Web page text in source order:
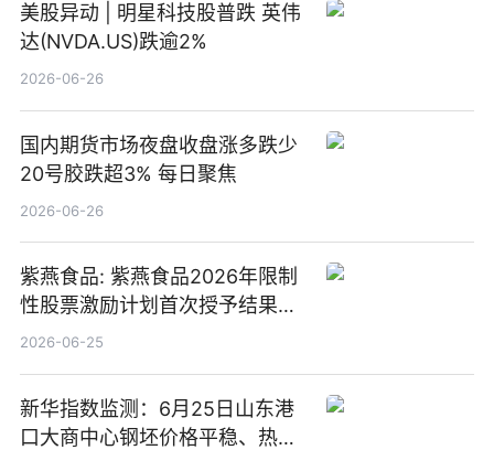
美股异动 | 明星科技股普跌 英伟
达(NVDA.US)跌逾2%
2026-06-26
国内期货市场夜盘收盘涨多跌少
20号胶跌超3% 每日聚焦
2026-06-26
紫燕食品: 紫燕食品2026年限制
性股票激励计划首次授予结果公
告-微资讯
2026-06-25
新华指数监测：6月25日山东港
口大商中心钢坯价格平稳、热轧